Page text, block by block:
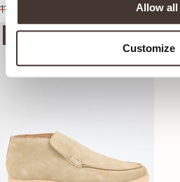
Allow all
Customize
119,95
99,95
-50%